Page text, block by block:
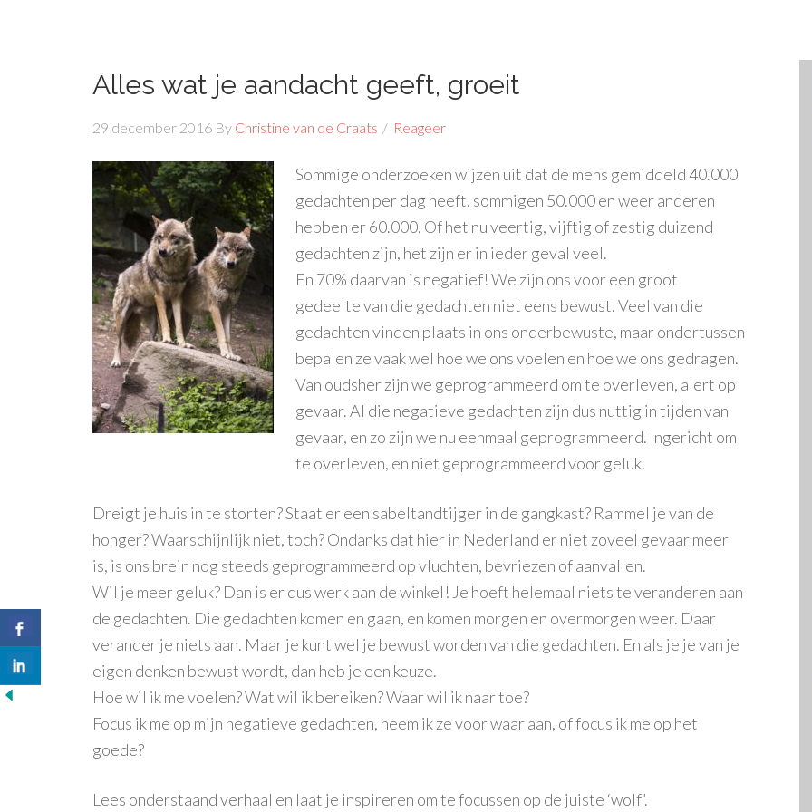
Alles wat je aandacht geeft, groeit
29 december 2016 By Christine van de Craats Reageer
Sommige onderzoeken wijzen uit dat de mens gemiddeld 40.000
gedachten per dag heeft, sommigen 50.000 en weer anderen
hebben er 60.000. Of het nu veertig, vijftig of zestig duizend
gedachten zijn, het zijn er in ieder geval veel.
En 70% daarvan is negatief! We zijn ons voor een groot
gedeelte van die gedachten niet eens bewust. Veel van die
gedachten vinden plaats in ons onderbewuste, maar ondertussen
bepalen ze vaak wel hoe we ons voelen en hoe we ons gedragen.
Van oudsher zijn we geprogrammeerd om te overleven, alert op
gevaar. Al die negatieve gedachten zijn dus nuttig in tijden van
gevaar, en zo zijn we nu eenmaal geprogrammeerd. Ingericht om
te overleven, en niet geprogrammeerd voor geluk.
Dreigt je huis in te storten? Staat er een sabeltandtijger in de gangkast? Rammel je van de
honger? Waarschijnlijk niet, toch? Ondanks dat hier in Nederland er niet zoveel gevaar meer
is, is ons brein nog steeds geprogrammeerd op vluchten, bevriezen of aanvallen.
Wil je meer geluk? Dan is er dus werk aan de winkel! Je hoeft helemaal niets te veranderen aan
de gedachten. Die gedachten komen en gaan, en komen morgen en overmorgen weer. Daar
verander je niets aan. Maar je kunt wel je bewust worden van die gedachten. En als je je van je
eigen denken bewust wordt, dan heb je een keuze.
Hoe wil ik me voelen? Wat wil ik bereiken? Waar wil ik naar toe?
Focus ik me op mijn negatieve gedachten, neem ik ze voor waar aan, of focus ik me op het
goede?
Lees onderstaand verhaal en laat je inspireren om te focussen op de juiste ‘wolf’.